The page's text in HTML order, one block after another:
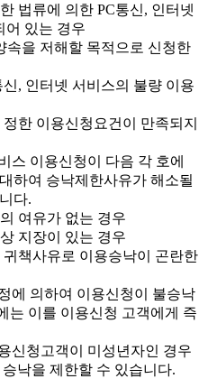
법류에 의한 PC통신, 인터넷
어 있는 경우
속을 저해할 목적으로 신청한
, 인터넷 서비스의 불량 이용
한 이용신청요건이 만족되지
스 이용신청이 다음 각 호에
하여 승낙제한사유가 해소될
다.
여유가 없는 경우
지장이 있는 경우
책사유로 이용승낙이 곤란한
에 의하여 이용신청이 불승낙
는 이를 이용신청 고객에게 즉
신청고객이 미성년자인 경우
낙을 제한할 수 있습니다.